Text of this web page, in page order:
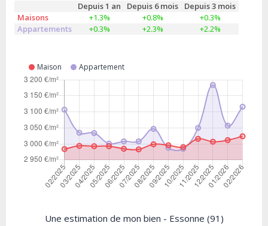
Depuis 1 an Depuis 6 mois
Depuis 3 mois
Maisons
+1.3% +0.8%
+0.3%
Appartements
+0.3% +2.3% +2.2%
Maison Appartement
Une estimation de mon bien - Essonne (91)